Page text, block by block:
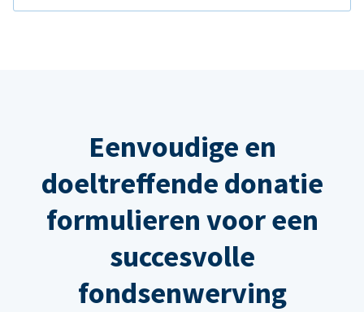
Eenvoudige en
doeltreffende donatie
formulieren voor een
succesvolle
fondsenwerving